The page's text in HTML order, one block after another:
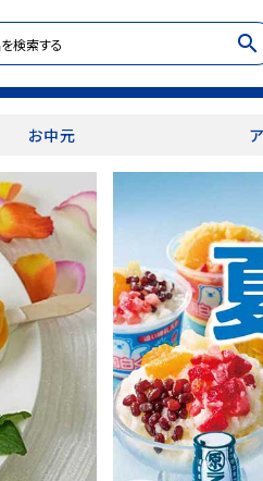
search
お中元